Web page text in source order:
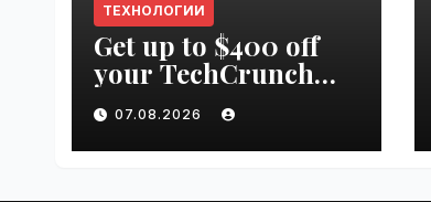
ТЕХНОЛОГИИ
Get up to $400 off
your TechCrunch
Disrupt 2026 pass
until tomorrow |
VseTime.ru
07.08.2026